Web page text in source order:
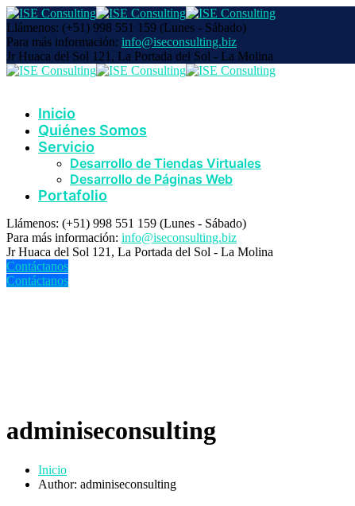
Llámenos: (+51) 998 551 159 (Lunes - Sábado)
Para más información: info@iseconsulting.biz
Jr Huaca del Sol 121, La Portada del Sol - La Molina
Inicio
Quiénes Somos
Servicio
Desarrollo de Tiendas Virtuales
Desarrollo de Páginas Web
Portafolio
Llámenos: (+51) 998 551 159 (Lunes - Sábado)
Para más información: info@iseconsulting.biz
Jr Huaca del Sol 121, La Portada del Sol - La Molina
Contáctanos
Contáctanos
adminiseconsulting
Inicio
Author: adminiseconsulting